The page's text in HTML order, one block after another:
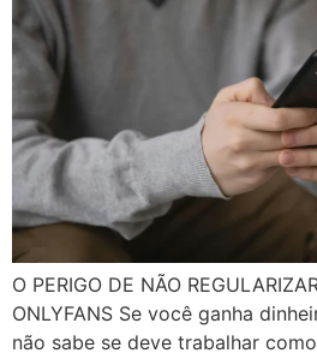
O PERIGO DE NÃO
ONLYFANS Se você ganha
não sabe se deve trabalhar